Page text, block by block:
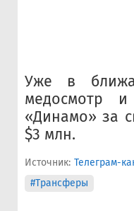
Уже в
медосмотр и
«Динамо» за
$3 млн.
Источник: Телеграм-
#Трансферы